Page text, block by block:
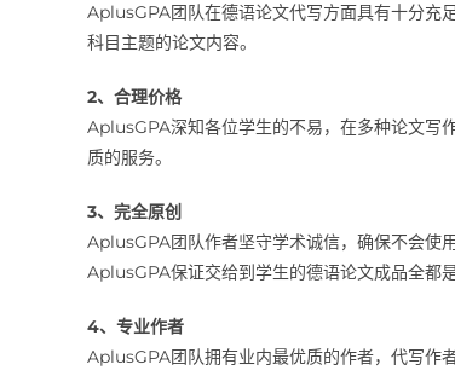
AplusGPA团队在德语论文代写方面具有十分充
科目主题的论文内容。
2、合理价格
AplusGPA深知各位学生的不易，在多种论文写
质的服务。
3、完全原创
AplusGPA团队作者坚守学术诚信，确保不会使
AplusGPA保证交给到学生的德语论文成品全都是
4、专业作者
AplusGPA团队拥有业内最优质的作者，代写作